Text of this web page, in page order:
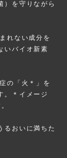
）を守りながら
れない成分を
いバイオ新素
の「火＊」を
。＊イメージ
るおいに満ちた